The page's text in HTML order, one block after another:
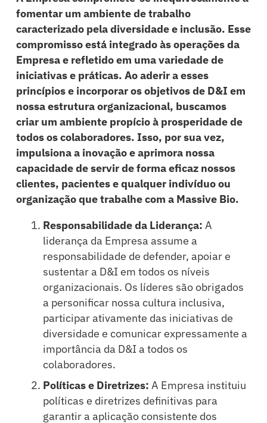
fomentar um ambiente de trabalho
caracterizado pela diversidade e inclusão. Esse
compromisso está integrado às operações da
Empresa e refletido em uma variedade de
iniciativas e práticas. Ao aderir a esses
princípios e incorporar os objetivos de D&I em
nossa estrutura organizacional, buscamos
criar um ambiente propício à prosperidade de
todos os colaboradores. Isso, por sua vez,
impulsiona a inovação e aprimora nossa
capacidade de servir de forma eficaz nossos
clientes, pacientes e qualquer indivíduo ou
organização que trabalhe com a Massive Bio.
Responsabilidade da Liderança: A
liderança da Empresa assume a
responsabilidade de defender, apoiar e
sustentar a D&I em todos os níveis
organizacionais. Os líderes são obrigados
a personificar nossa cultura inclusiva,
participar ativamente das iniciativas de
diversidade e comunicar expressamente a
importância da D&I a todos os
colaboradores.
Políticas e Diretrizes: A Empresa instituiu
políticas e diretrizes definitivas para
garantir a aplicação consistente dos